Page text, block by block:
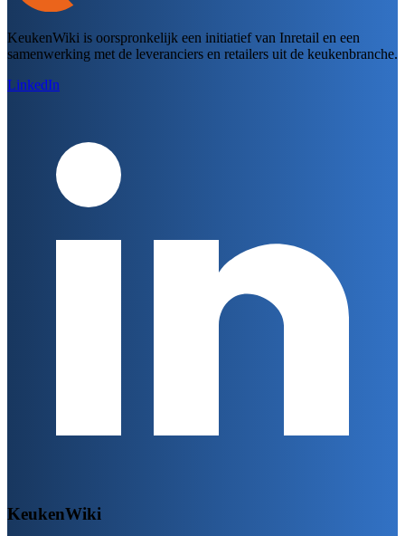
KeukenWiki is oorspronkelijk een initiatief van Inretail en een
samenwerking met de leveranciers en retailers uit de keukenbranche.
LinkedIn
KeukenWiki